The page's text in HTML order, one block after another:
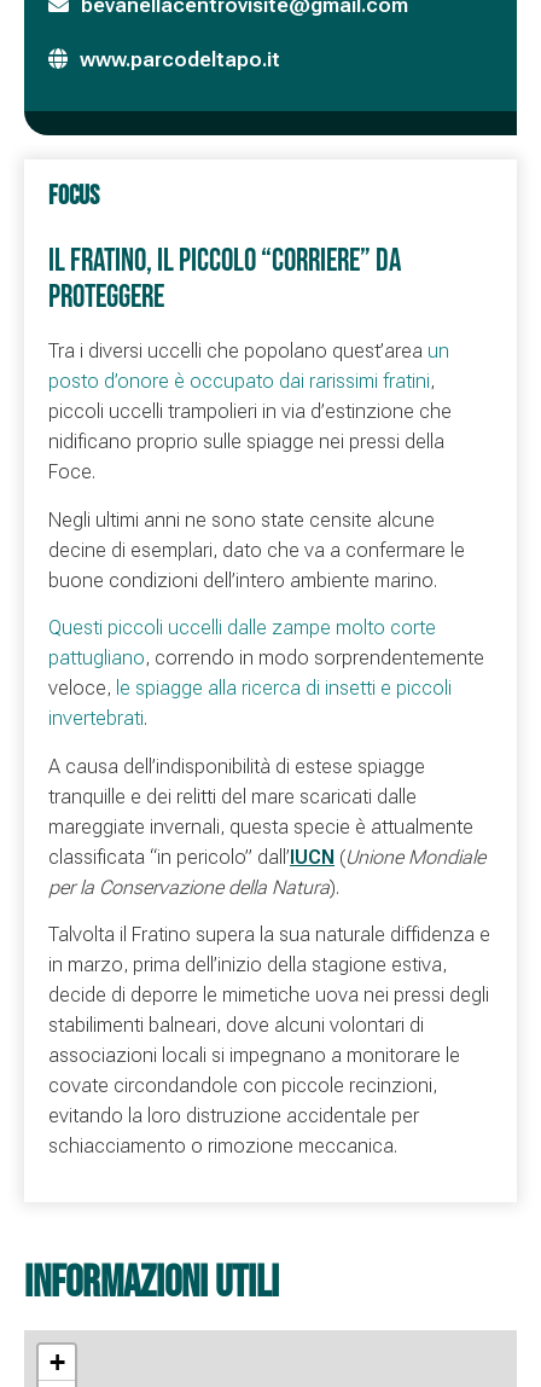
bevanellacentrovisite@gmail.com
www.parcodeltapo.it
FOCUS
IL FRATINO, IL PICCOLO “CORRIERE” DA
PROTEGGERE
Tra i diversi uccelli che popolano quest’area un
posto d’onore è occupato dai rarissimi fratini,
piccoli uccelli trampolieri in via d’estinzione che
nidificano proprio sulle spiagge nei pressi della
Foce.
Negli ultimi anni ne sono state censite alcune
decine di esemplari, dato che va a confermare le
buone condizioni dell’intero ambiente marino.
Questi piccoli uccelli dalle zampe molto corte
pattugliano, correndo in modo sorprendentemente
veloce, le spiagge alla ricerca di insetti e piccoli
invertebrati.
A causa dell’indisponibilità di estese spiagge
tranquille e dei relitti del mare scaricati dalle
mareggiate invernali, questa specie è attualmente
classificata “in pericolo” dall’IUCN (Unione Mondiale
per la Conservazione della Natura).
Talvolta il Fratino supera la sua naturale diffidenza e
in marzo, prima dell’inizio della stagione estiva,
decide di deporre le mimetiche uova nei pressi degli
stabilimenti balneari, dove alcuni volontari di
associazioni locali si impegnano a monitorare le
covate circondandole con piccole recinzioni,
evitando la loro distruzione accidentale per
schiacciamento o rimozione meccanica.
Informazioni utili
+